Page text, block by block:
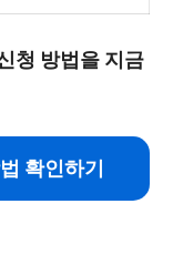
청 방법을 지금
확인하기